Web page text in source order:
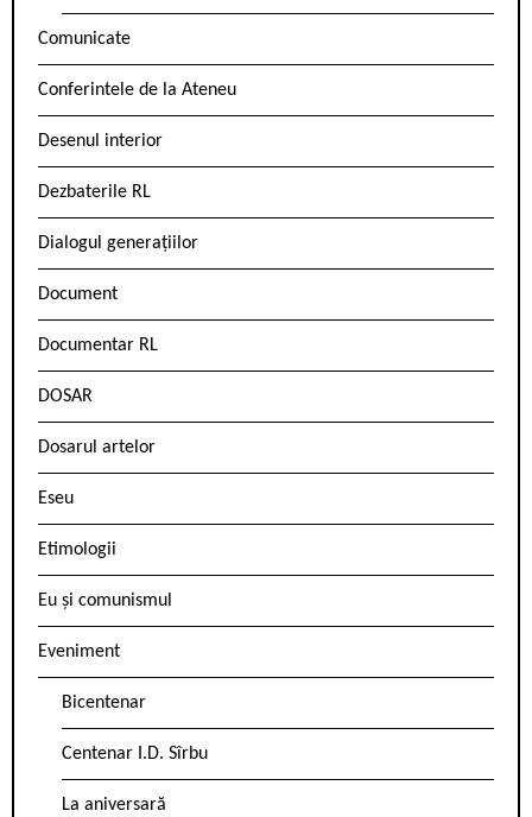
Comunicate
Conferintele de la Ateneu
Desenul interior
Dezbaterile RL
Dialogul generațiilor
Document
Documentar RL
DOSAR
Dosarul artelor
Eseu
Etimologii
Eu și comunismul
Eveniment
Bicentenar
Centenar I.D. Sîrbu
La aniversară